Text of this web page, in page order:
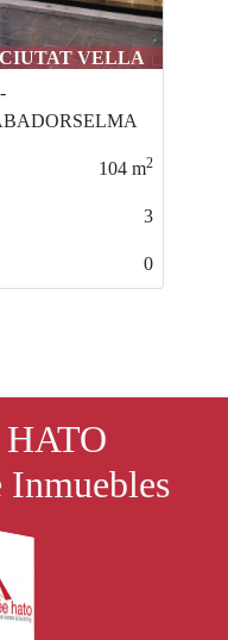
CIUTAT VELLA
104 m2
3
0
Inmuebles